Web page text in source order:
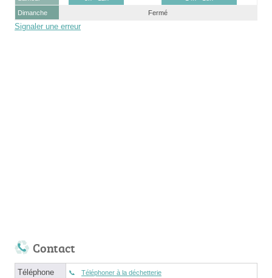
Dimanche
Fermé
Signaler une erreur
Contact
Téléphone Téléphoner à la déchetterie